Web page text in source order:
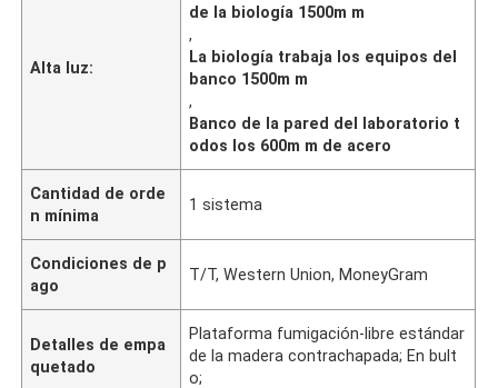
Alta luz:
de la biología 1500m m
,
La biología trabaja los equipos del
banco 1500m m
,
Banco de la pared del laboratorio t
odos los 600m m de acero
Cantidad de orde
n mínima
1 sistema
Condiciones de p
ago
T/T, Western Union, MoneyGram
Detalles de empa
quetado
Plataforma fumigación-libre estándar
de la madera contrachapada; En bult
o;